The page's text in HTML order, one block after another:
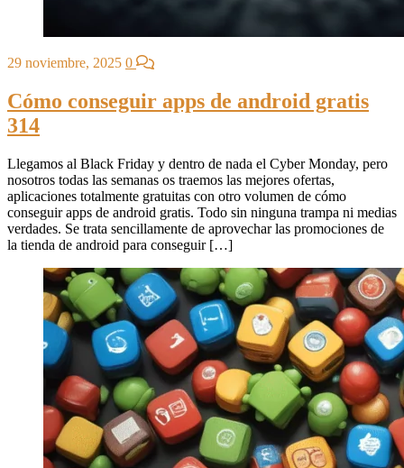
29 noviembre, 2025 0
Cómo conseguir apps de android gratis
314
Llegamos al Black Friday y dentro de nada el Cyber Monday, pero
nosotros todas las semanas os traemos las mejores ofertas,
aplicaciones totalmente gratuitas con otro volumen de cómo
conseguir apps de android gratis. Todo sin ninguna trampa ni medias
verdades. Se trata sencillamente de aprovechar las promociones de
la tienda de android para conseguir […]